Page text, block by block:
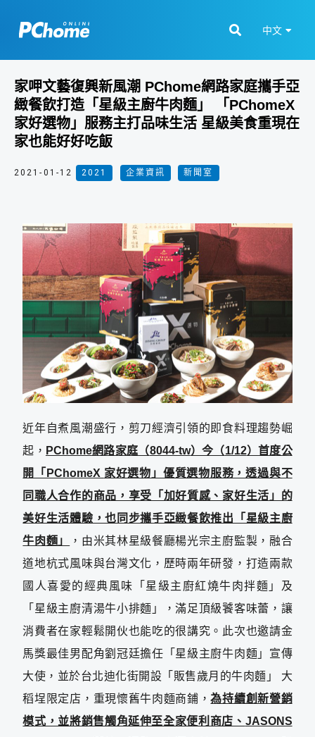
中文
家呷文藝復興新風潮 PChome網路家庭攜手亞
緻餐飲打造「星級主廚牛肉麵」 「PChomeX
家好選物」服務主打品味生活 星級美食重現在
家也能好好吃飯
2021-01-12 2021 企業資訊 新聞室
近年自煮風潮盛行，剪刀經濟引領的即食料理趨勢崛
起， PChome網路家庭（8044-tw）今（1/12）首度公
開「 PChomeX 家好選物」優質選物服務，透過與不
同職人合作的商品，享受「加好質感、家好生活」的
美好生活體驗，也同步攜手亞緻餐飲推出「星級主廚
牛肉麵」
，由米其林星級餐廳楊光宗主廚監製，融合
道地杭式風味與台灣文化，歷時兩年研發，打造兩款
國人喜愛的經典風味「星級主廚紅燒牛肉拌麵」及
「星級主廚清湯牛小排麵」，滿足頂級饕客味蕾，讓
消費者在家輕鬆開伙也能吃的很講究。此次也邀請金
馬獎最佳男配角劉冠廷擔任「星級主廚牛肉麵」宣傳
大使，並於台北迪化街開設「販售歲月的牛肉麵」 大
稻埕限定店，重現懷舊牛肉麵商鋪，為持續創新營銷
模式，並將銷售觸角延伸至全家便利商店、 JASONS